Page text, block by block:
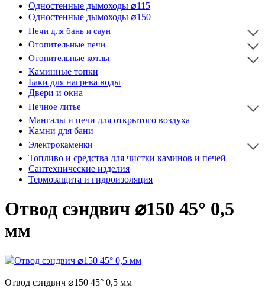
Одностенные дымоходы ⌀115
Одностенные дымоходы ⌀150
Печи для бань и саун
Отопительные печи
Отопительные котлы
Каминные топки
Баки для нагрева воды
Двери и окна
Печное литье
Мангалы и печи для открытого воздуха
Камни для бани
Электрокаменки
Топливо и средства для чистки каминов и печей
Сантехнические изделия
Термозащита и гидроизоляция
Отвод сэндвич ⌀150 45° 0,5
мм
Отвод сэндвич ⌀150 45° 0,5 мм